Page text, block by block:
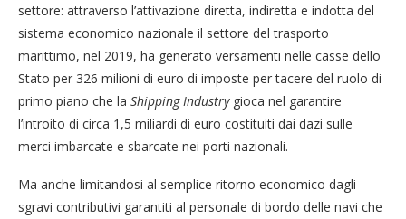
settore: attraverso l’attivazione diretta, indiretta e indotta del
sistema economico nazionale il settore del trasporto
marittimo, nel 2019, ha generato versamenti nelle casse dello
Stato per 326 milioni di euro di imposte per tacere del ruolo di
primo piano che la Shipping Industrygioca nel garantire
l’introito di circa 1,5 miliardi di euro costituiti dai dazi sulle
merci imbarcate e sbarcate nei porti nazionali.
Ma anche limitandosi al semplice ritorno economico dagli
sgravi contributivi garantiti al personale di bordo delle navi che